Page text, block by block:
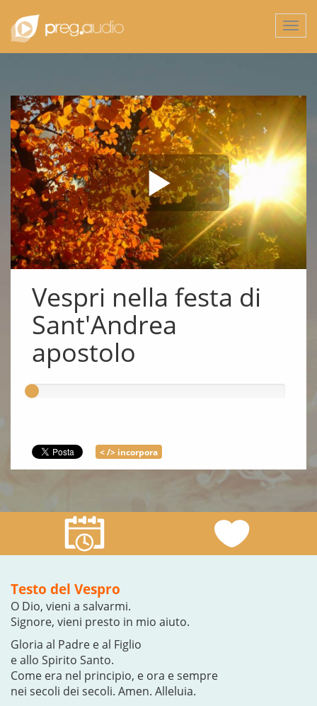
Vespri nella festa di
Sant'Andrea
apostolo
< /> incorpora
Testo del Vespro
O Dio, vieni a salvarmi.
Signore, vieni presto in mio aiuto.
Gloria al Padre e al Figlio
e allo Spirito Santo.
Come era nel principio, e ora e sempre
nei secoli dei secoli. Amen. Alleluia.